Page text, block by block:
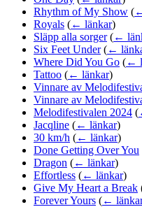
Rhythm of My Show (
Royals (← länkar)
Släpp alla sorger (←
Six Feet Under (←
Where Did You Go (←
Tattoo (← länkar)
Vinnare av
Vinnare av
Melodifestivalen 2024 (
Jacqline (← länkar)
30 km/h (← länkar)
Done Getting Over You
Dragon (← länkar)
Effortless (← länkar)
Give My Heart a Break
Forever Yours (←